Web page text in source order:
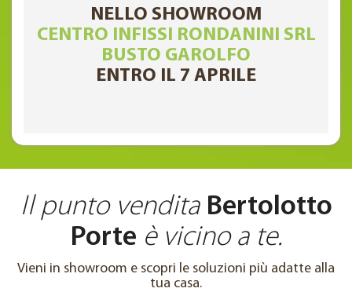
NELLO SHOWROOM
CENTRO INFISSI RONDANINI SRL
BUSTO GAROLFO
ENTRO IL 7 APRILE
Il punto vendita Bertolotto
Porte è vicino a te.
Vieni in showroom e scopri le soluzioni più adatte alla
tua casa.